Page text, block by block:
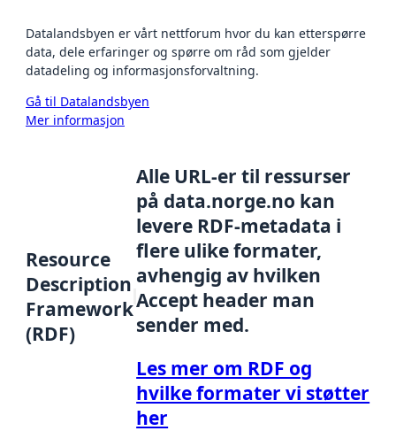
Datalandsbyen er vårt nettforum hvor du kan etterspørre
data, dele erfaringer og spørre om råd som gjelder
datadeling og informasjonsforvaltning.
Gå til Datalandsbyen
Mer informasjon
Resource
Description
Framework
(RDF)
Alle URL-er til ressurser
på data.norge.no kan
levere RDF-metadata i
flere ulike formater,
avhengig av hvilken
Accept header man
sender med.
Les mer om RDF og
hvilke formater vi støtter
her